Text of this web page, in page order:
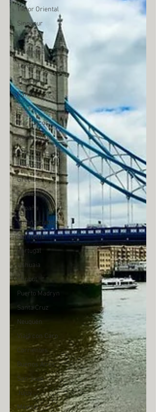
Timor Oriental
Singapur
Vietnam
Indonesia
Turquía
Francia
Paris
Italia
Marruecos
Reino Unido
Argentina
Mendoza
Grecia
Croacia
España
Voluntariados
Bariloche
Portugal
Ushuaia
Chubut
Puerto Madryn
Santa Cruz
Neuquén
Viajá con Caro
Corrientes
Buenos Aires
San Juan
Jujuy
México